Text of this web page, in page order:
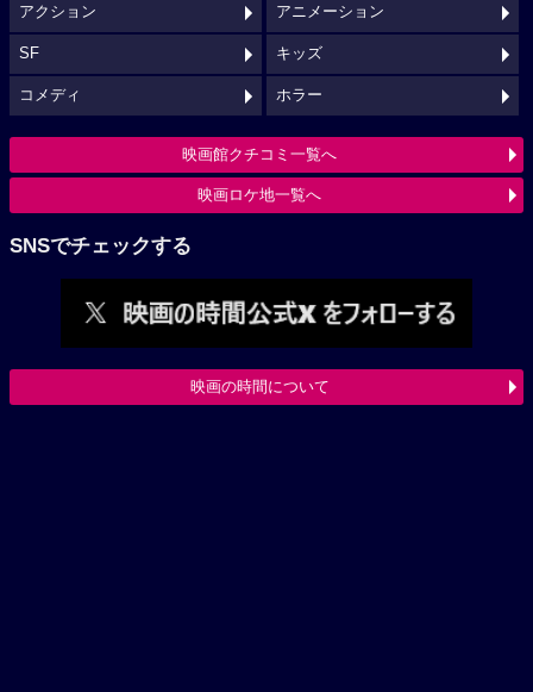
アクション アニメーション
SF キッズ
コメディ ホラー
映画館クチコミ一覧へ
映画ロケ地一覧へ
SNSでチェックする
映画の時間について